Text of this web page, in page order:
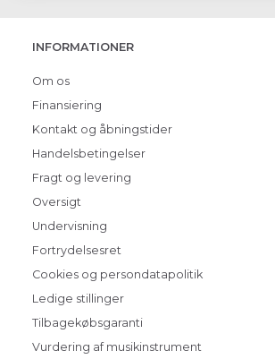
INFORMATIONER
Om os
Finansiering
Kontakt og åbningstider
Handelsbetingelser
Fragt og levering
Oversigt
Undervisning
Fortrydelsesret
Cookies og persondatapolitik
Ledige stillinger
Tilbagekøbsgaranti
Vurdering af musikinstrument